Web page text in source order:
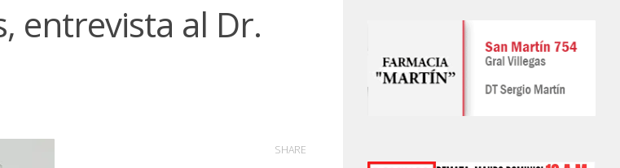
entrevista al Dr.
SHARE